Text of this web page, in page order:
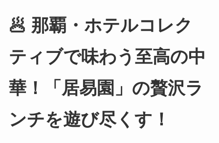
🥟 那覇・ホテルコレク
ティブで味わう至高の中
華！「居易園」の贅沢ラ
ンチを遊び尽くす！